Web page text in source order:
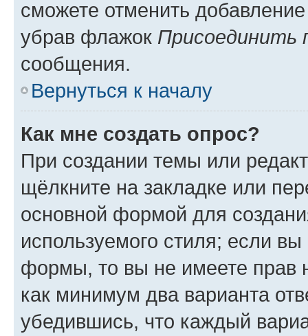
сможете отменить
убрав флажок Присоединить
сообщения.
Вернуться к началу
Как мне создать опрос?
При создании темы или
щёлкните на закладке или
основной формой для
используемого стиля; если
формы, то вы не имеете прав
как минимум два варианта
убедившись, что каждый